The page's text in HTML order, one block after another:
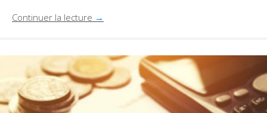
Continuer la lecture →